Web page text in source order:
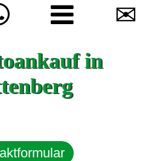
✉
in